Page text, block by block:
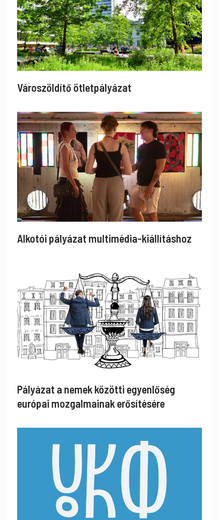
Városzöldítő ötletpályázat
Alkotói pályázat multimédia-kiállításhoz
Pályázat a nemek közötti egyenlőség
európai mozgalmainak erősítésére